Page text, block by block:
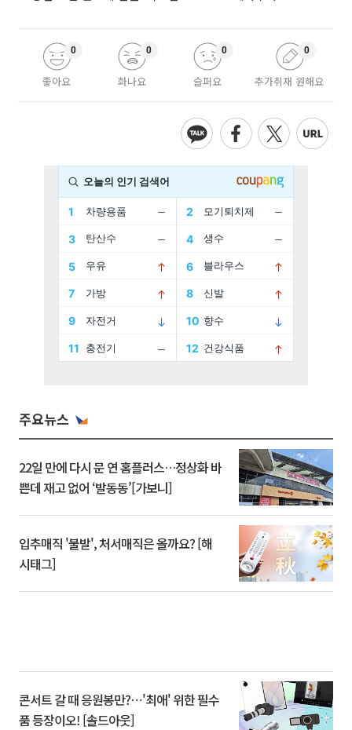
좋아요
0
화나요
0
슬퍼요
0
추가취재 원해요
0
주요뉴스
22일 만에 다시 문 연 홈플러스…정상화 바
쁜데 재고 없어 ‘발동동’[가보니]
입추매직 '불발', 처서매직은 올까요? [해
시태그]
콘서트 갈 때 응원봉만?⋯'최애' 위한 필수
품 등장이오! [솔드아웃]